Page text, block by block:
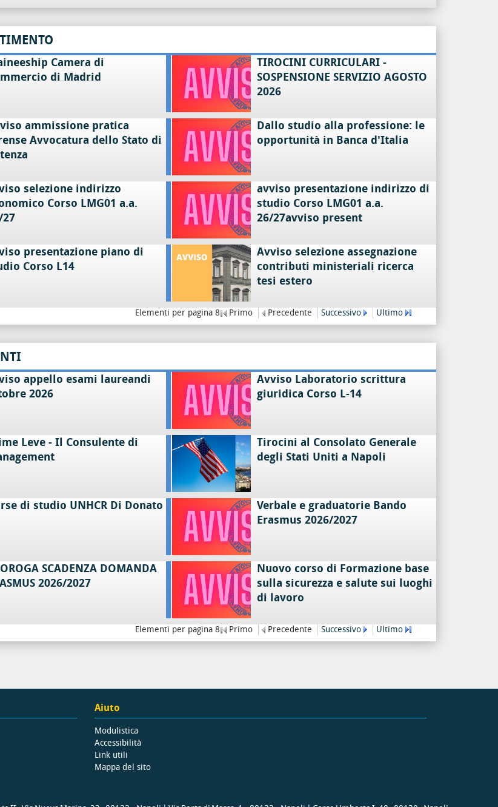
Camera di
di Madrid
TIROCINI CURRICULARI -
SOSPENSIONE SERVIZIO AGOSTO
2026
ammissione pratica
Avvocatura dello Stato di
Dallo studio alla professione: le
opportunità in Banca d'Italia
selezione indirizzo
Corso LMG01 a.a.
avviso presentazione indirizzo di
studio Corso LMG01 a.a.
26/27avviso present
presentazione piano di
Corso L14
Avviso selezione assegnazione
contributi ministeriali ricerca
tesi estero
Elementi per pagina 8 Primo Precedente Successivo Ultimo
appello esami laureandi
2026
Avviso Laboratorio scrittura
giuridica Corso L-14
Leve - Il Consulente di
Tirocini al Consolato Generale
degli Stati Uniti a Napoli
di studio UNHCR Di Donato
Verbale e graduatorie Bando
Erasmus 2026/2027
SCADENZA DOMANDA
2026/2027
Nuovo corso di Formazione base
sulla sicurezza e salute sui luoghi
di lavoro
Elementi per pagina 8 Primo Precedente Successivo Ultimo
Aiuto
Modulistica
Accessibilità
Link utili
Mappa del sito